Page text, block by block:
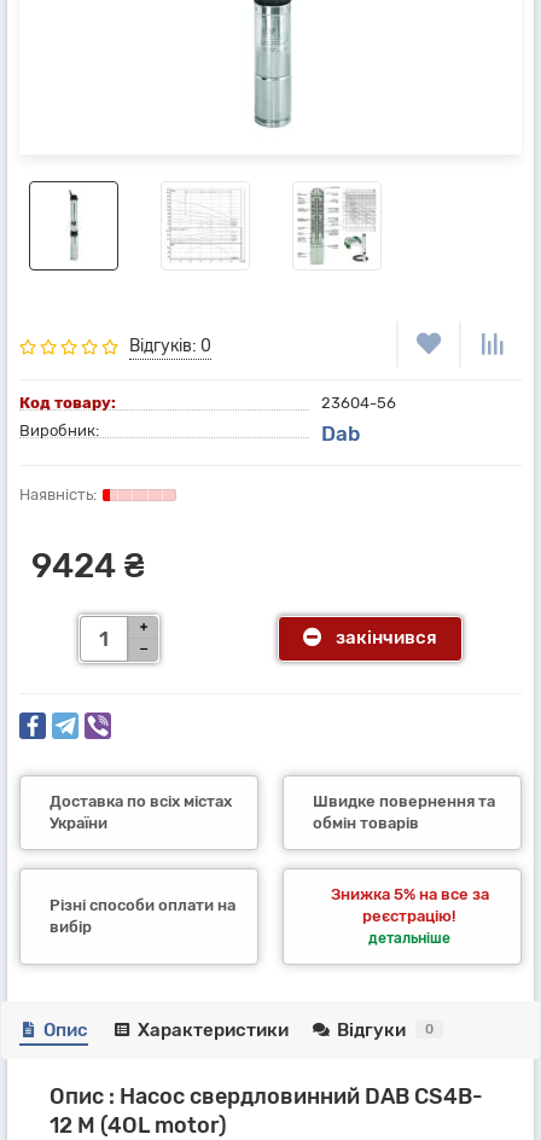
Відгуків: 0
Код товару:
23604-56
Виробник:
Dab
9424 ₴
закінчився
Доставка по всіх містах
України
Швидке повернення та
обмін товарів
Різні способи оплати на
вибір
Знижка 5% на все за
реєстрацію!
детальніше
Опис Характеристики Відгуки 0
Опис : Насос свердловинний DAB CS4B-
12 M (4OL motor)